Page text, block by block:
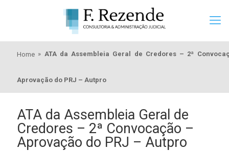
Home » ATA da Assembleia Geral de Credores – 2ª
Aprovação do PRJ – Autpro
ATA da Assembleia Geral de
Credores – 2ª Convocação –
Aprovação do PRJ – Autpro